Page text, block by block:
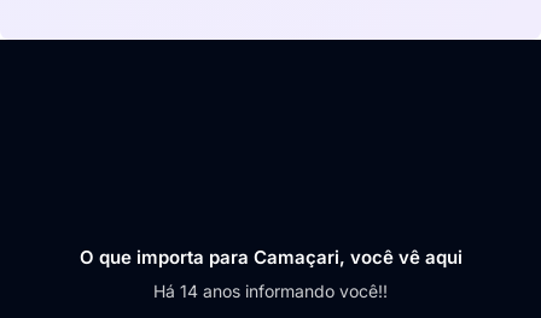
O que importa para Camaçari, você vê aqui
Há 14 anos informando você!!